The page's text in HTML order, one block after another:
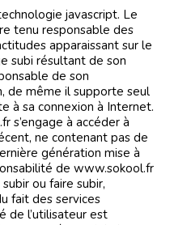
javascript. Le
tenu responsable des
apparaissant sur le
subi résultant de son
de son
de même il supporte seul
à sa connexion à Internet.
s’engage à accéder à
ne contenant pas de
génération mise à
de www.sokool.fr
ou faire subir,
fait des services
de l’utilisateur est